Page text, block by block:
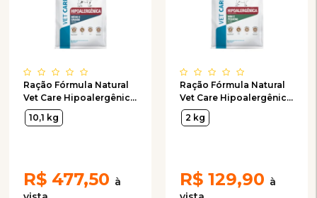
Ração Fórmula Natural
Vet Care Hipoalergênica
para Cães de Porte
Médio e Grande
10,1 kg
R$ 477,50
Ração Fórmula Natural
Vet Care Hipoalergênica
para Cães de Porte Mini
e Pequeno
2 kg
R$ 129,90